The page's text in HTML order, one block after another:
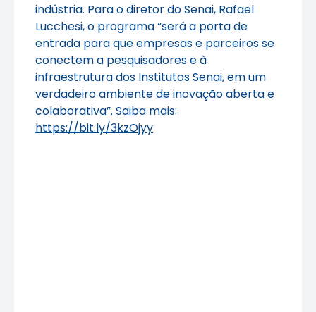
indústria. Para o diretor do Senai, Rafael
Lucchesi, o programa “será a porta de
entrada para que empresas e parceiros se
conectem a pesquisadores e à
infraestrutura dos Institutos Senai, em um
verdadeiro ambiente de inovação aberta e
colaborativa”. Saiba mais:
https://bit.ly/3kzOjyy